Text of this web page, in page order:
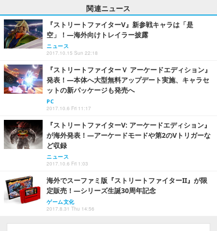
関連ニュース
『ストリートファイターV』新参戦キャラは「是
空」！―海外向けトレイラー披露
ニュース
2017.10.15 Sun 22:18
『ストリートファイターＶ アーケードエディション』
発表！―本体へ大型無料アップデート実施、キャラセ
ットの新パッケージも発売へ
PC
2017.10.6 Fri 11:17
『ストリートファイターV: アーケードエディション』
が海外発表！―アーケードモードや第2のVトリガーな
ど収録
ニュース
2017.10.6 Fri 1:03
海外でスーファミ版『ストリートファイターII』が限
定販売！―シリーズ生誕30周年記念
ゲーム文化
2017.8.31 Thu 14:56